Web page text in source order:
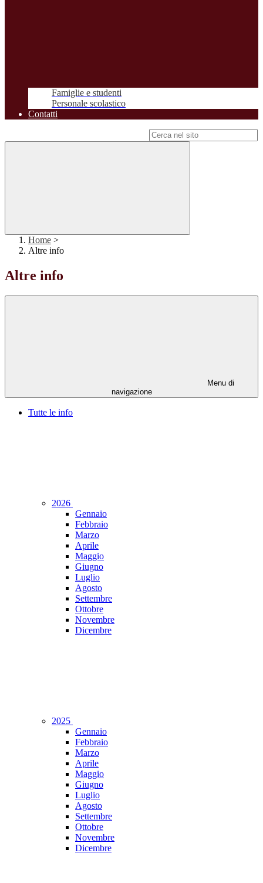
Famiglie e studenti
Personale scolastico
Contatti
Home >
Altre info
Altre info
Menu di
navigazione
Tutte le info
2026
Gennaio
Febbraio
Marzo
Aprile
Maggio
Giugno
Luglio
Agosto
Settembre
Ottobre
Novembre
Dicembre
2025
Gennaio
Febbraio
Marzo
Aprile
Maggio
Giugno
Luglio
Agosto
Settembre
Ottobre
Novembre
Dicembre